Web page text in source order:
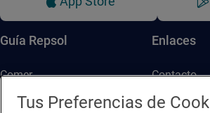
Guía Repsol
Comer
Viajar
Enlaces
Contacto
Sala de
Tus Preferencias de